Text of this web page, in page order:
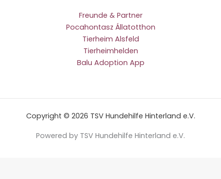
Freunde & Partner
Pocahontasz Állatotthon
Tierheim Alsfeld
Tierheimhelden
Balu Adoption App
Copyright © 2026 TSV Hundehilfe Hinterland e.V.
Powered by TSV Hundehilfe Hinterland e.V.